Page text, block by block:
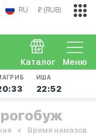
RU ₽ (RUB)
Меню
Каталог
ИША
22:52
Время намазов